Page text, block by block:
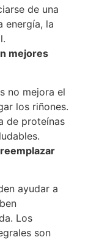
de una
energía, la
mejores
no mejora el
los riñones.
de proteínas
ayudar a
Los
son